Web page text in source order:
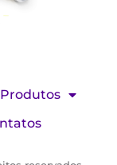
Produtos